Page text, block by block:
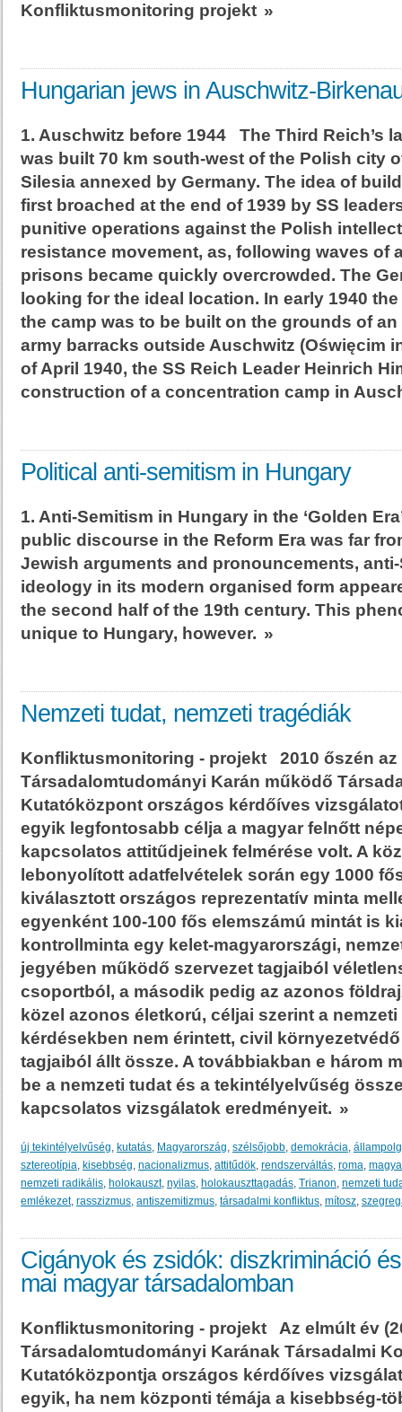
Konfliktusmonitoring projekt »
Hungarian jews in Auschwitz-
1. Auschwitz before 1944 The Third Reich’s
was built 70 km south-west of the Polish city
Silesia annexed by Germany. The idea of
first broached at the end of 1939 by SS
punitive operations against the Polish
resistance movement, as, following waves of
prisons became quickly overcrowded. The
looking for the ideal location. In early 1940
the camp was to be built on the grounds of
army barracks outside Auschwitz (Oświęcim
of April 1940, the SS Reich Leader Heinrich
construction of a concentration camp in
Political anti-semitism in Hungary
1. Anti-Semitism in Hungary in the ‘Golden
public discourse in the Reform Era was far
Jewish arguments and pronouncements,
ideology in its modern organised form
the second half of the 19th century. This
unique to Hungary, however. »
Nemzeti tudat, nemzeti tragédiák
Konfliktusmonitoring - projekt 2010 őszén az
Társadalomtudományi Karán működő
Kutatóközpont országos kérdőíves
egyik legfontosabb célja a magyar felnőtt
kapcsolatos attitűdjeinek felmérése volt. A
lebonyolított adatfelvételek során egy 1000
kiválasztott országos reprezentatív minta
egyenként 100-100 fős elemszámú mintát is
kontrollminta egy kelet-magyarországi,
jegyében működő szervezet tagjaiból
csoportból, a második pedig az azonos
közel azonos életkorú, céljai szerint a
kérdésekben nem érintett, civil
tagjaiból állt össze. A továbbiakban e három
be a nemzeti tudat és a tekintélyelvűség
kapcsolatos vizsgálatok eredményeit. »
új tekintélyelvűség, kutatás, Magyarország, szélsőjobb, demokrácia,
sztereotípia, kisebbség, nacionalizmus, attitűdök, rendszerváltás, roma,
nemzeti radikális, holokauszt, nyilas, holokauszttagadás, Trianon, nemzeti
emlékezet, rasszizmus, antiszemitizmus, társadalmi konfliktus, mítosz,
Cigányok és zsidók: diszkrimináció
mai magyar társadalomban
Konfliktusmonitoring - projekt Az elmúlt év
Társadalomtudományi Karának Társadalmi
Kutatóközpontja országos kérdőíves
egyik, ha nem központi témája a kisebbség-